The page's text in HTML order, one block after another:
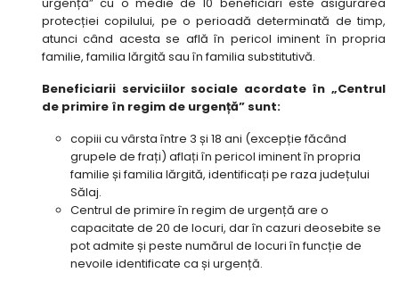
protecției copilului, pe o perioadă determinată de timp,
atunci când acesta se află în pericol iminent în propria
familie, familia lărgită sau în familia substitutivă.
Beneficiarii serviciilor sociale acordate în „Centrul
de primire în regim de urgență” sunt:
copiii cu vârsta între 3 și 18 ani (excepție făcând
grupele de frați) aflați în pericol iminent în propria
familie și familia lărgită, identificați pe raza județului
Sălaj.
Centrul de primire în regim de urgență are o
capacitate de 20 de locuri, dar în cazuri deosebite se
pot admite și peste numărul de locuri în funcție de
nevoile identificate ca și urgență.